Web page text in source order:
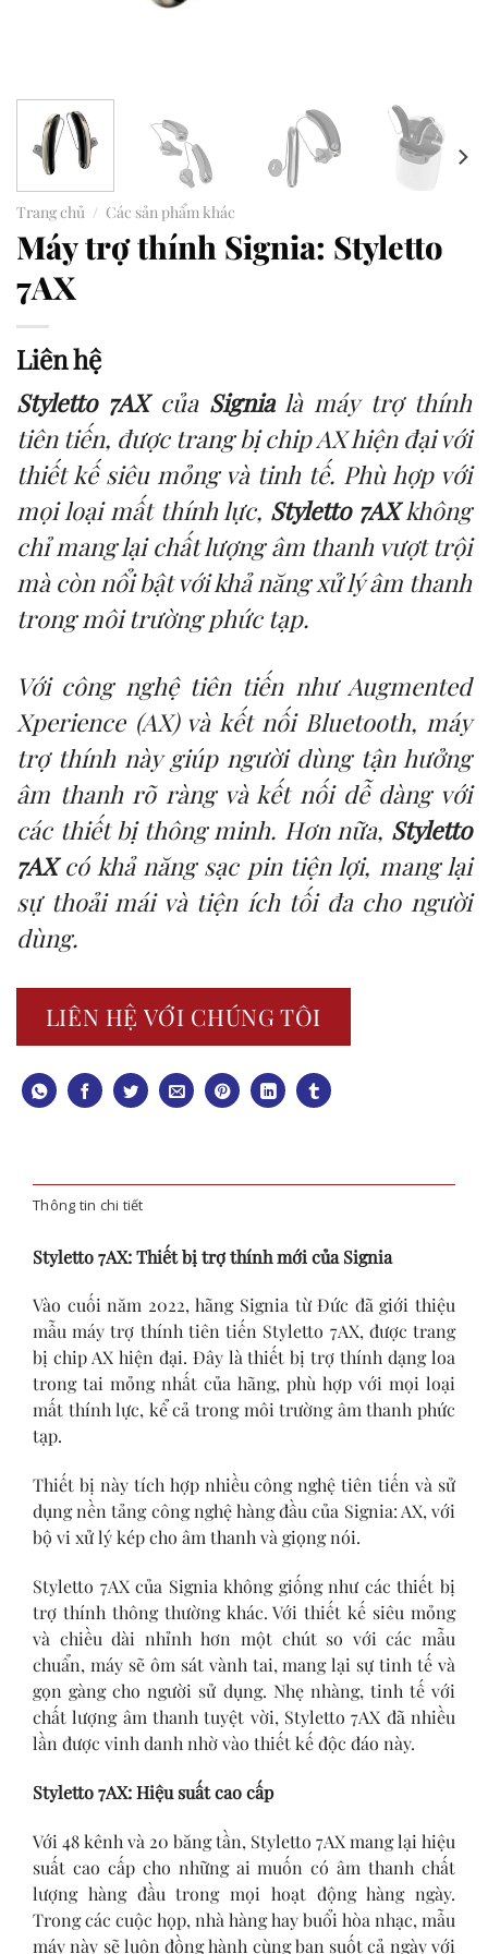
Trang chủ / Các sản phẩm khác
Máy trợ thính Signia: Styletto
7AX
Liên hệ
Styletto 7AXcủa Signialà máy trợ thính
tiên tiến, được trang bị chip AX hiện đại với
thiết kế siêu mỏng và tinh tế. Phù hợp với
mọi loại mất thính lực, Styletto 7AXkhông
chỉ mang lại chất lượng âm thanh vượt trội
mà còn nổi bật với khả năng xử lý âm thanh
trong môi trường phức tạp.
Với công nghệ tiên tiến như Augmented
Xperience (AX) và kết nối Bluetooth, máy
trợ thính này giúp người dùng tận hưởng
âm thanh rõ ràng và kết nối dễ dàng với
các thiết bị thông minh. Hơn nữa, Styletto
7AXcó khả năng sạc pin tiện lợi, mang lại
sự thoải mái và tiện ích tối đa cho người
dùng.
LIÊN HỆ VỚI CHÚNG TÔI
Thông tin chi tiết
Styletto 7AX:Thiết bị trợ thínhmới của Signia
Vào cuối năm 2022, hãng Signia từ Đức đã giới thiệu
mẫu máy trợ thính tiên tiến Styletto 7AX, được trang
bị chip AX hiện đại. Đây là thiết bị trợ thính dạng loa
trong tai mỏng nhất của hãng, phù hợp với mọi loại
mất thính lực, kể cả trong môi trường âm thanh phức
tạp.
Thiết bị này tích hợp nhiều công nghệ tiên tiến và sử
dụng nền tảng công nghệ hàng đầu của Signia: AX, với
bộ vi xử lý kép cho âm thanh và giọng nói.
Styletto 7AX của Signia không giống như các thiết bị
trợ thính thông thường khác. Với thiết kế siêu mỏng
và chiều dài nhỉnh hơn một chút so với các mẫu
chuẩn, máy sẽ ôm sát vành tai, mang lại sự tinh tế và
gọn gàng cho người sử dụng. Nhẹ nhàng, tinh tế với
chất lượng âm thanh tuyệt vời, Styletto 7AX đã nhiều
lần được vinh danh nhờ vào thiết kế độc đáo này.
Styletto 7AX: Hiệu suất cao cấp
Với 48 kênh và 20 băng tần, Styletto 7AX mang lại hiệu
suất cao cấp cho những ai muốn có âm thanh chất
lượng hàng đầu trong mọi hoạt động hàng ngày.
Trong các cuộc họp, nhà hàng hay buổi hòa nhạc, mẫu
máy này sẽ luôn đồng hành cùng bạn suốt cả ngày với